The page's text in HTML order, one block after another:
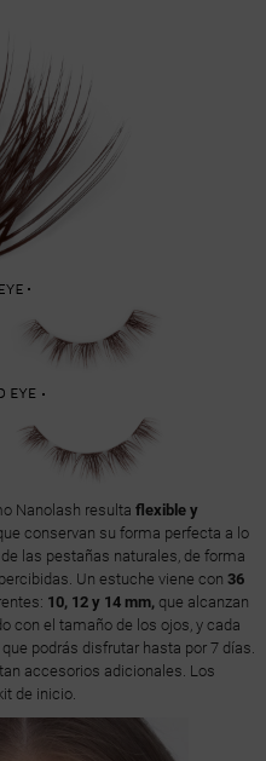
Nanolash resulta flexible y
conservan su forma perfecta a lo
las pestañas naturales, de forma
Un estuche viene con 36
10, 12 y 14 mm,que alcanzan
con el tamaño de los ojos, y cada
podrás disfrutar hasta por 7 días.
accesorios adicionales. Los
de inicio.